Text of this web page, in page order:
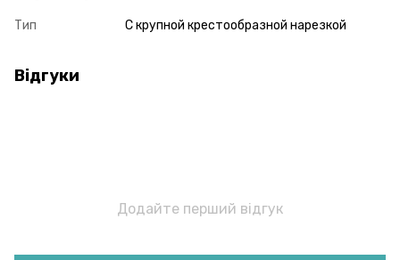
Тип С крупной крестообразной нарезкой
Відгуки
Додайте перший відгук